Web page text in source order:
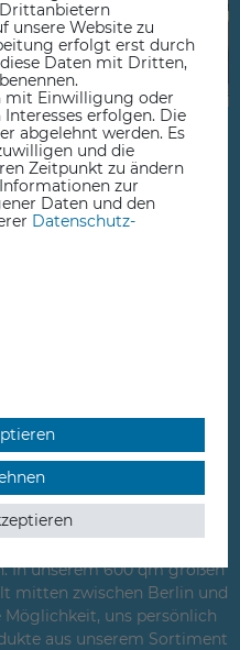
Ausrüstung,
und Ihre
in unserem
Unternehmen Hard- und
in unserem Comprise
und gleichzeitig auch eine
dem Kauf zu bieten.
Support
Herstellerbeziehungen und
von Kunden aus
In unserem 600 qm großen
mitten zwischen Berlin und
uns persönlich
aus unserem Sortiment
unsere Website zu
erfolgt erst durch
Daten mit Dritten,
mit Einwilligung oder
erfolgen. Die
abgelehnt werden. Es
und die
Zeitpunkt zu ändern
zur
Daten und den
Daten­schutz­